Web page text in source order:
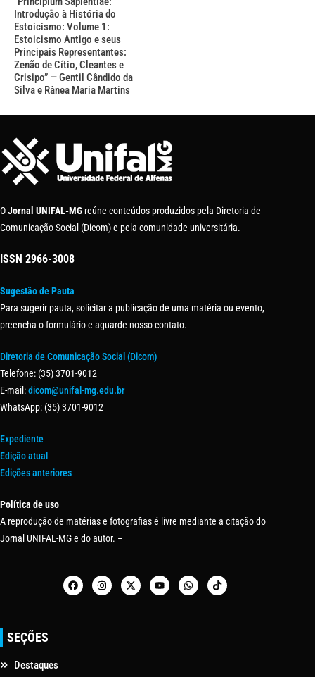
Introdução à História do
Estoicismo: Volume 1:
Estoicismo Antigo e seus
Principais Representantes:
Zenão de Cítio, Cleantes e
Crisipo” — Gentil Cândido da
Silva e Rânea Maria Martins
OJornal UNIFAL-MG reúne conteúdos produzidos pela Diretoria de
Comunicação Social (Dicom) e pela comunidade universitária.
ISSN 2966-3008
Sugestão de Pauta
Para sugerir pauta, solicitar a publicação de uma matéria ou evento,
preencha o formulário e aguarde nosso contato.
Diretoria de Comunicação Social (Dicom)
Telefone: (35) 3701-9012
E-mail:dicom@unifal-mg.edu.br
WhatsApp: (35) 3701-9012
Expediente
Edição atual
Edições anteriores
Política de uso
A reprodução de matérias e fotografias é livre mediante a citação do
Jornal UNIFAL-MG e do autor. –
SEÇÕES
Destaques